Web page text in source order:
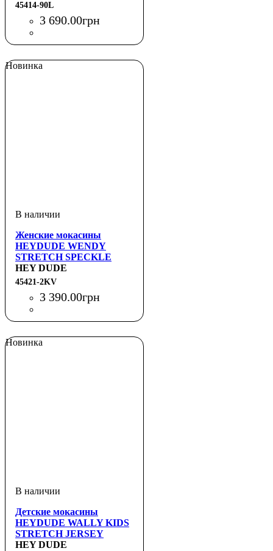
45414-90L
3 690.00грн
Новинка
Женские мокасины
HEYDUDE WENDY
STRETCH SPECKLE
HEY DUDE
45421-2KV
3 390.00грн
Новинка
Детские мокасины
HEYDUDE WALLY KIDS
STRETCH JERSEY
HEY DUDE